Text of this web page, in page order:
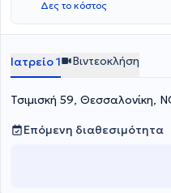
Επίσης, ειδικεύτηκε στην
Γενικό Νοσοκομείο ΑΧΕΠΑ.
ενώ έχει συγγράψει πληθώρα
εξειδικεύεται στο σακχαρώδη
Δες το κόστος
Ιατρείο 1 Βιντεοκλήση
Τσιμισκή 59,
Επόμενη διαθεσιμότητα